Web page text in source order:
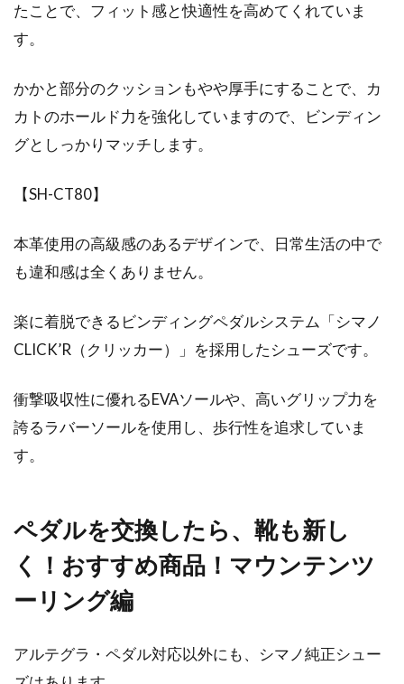
たことで、フィット感と快適性を高めてくれていま
す。
かかと部分のクッションもやや厚手にすることで、カ
カトのホールド力を強化していますので、ビンディン
グとしっかりマッチします。
【SH-CT80】
本革使用の高級感のあるデザインで、日常生活の中で
も違和感は全くありません。
楽に着脱できるビンディングペダルシステム「シマノ
CLICK’R（クリッカー）」を採用したシューズです。
衝撃吸収性に優れるEVAソールや、高いグリップ力を
誇るラバーソールを使用し、歩行性を追求していま
す。
ペダルを交換したら、靴も新し
く！おすすめ商品！マウンテンツ
ーリング編
アルテグラ・ペダル対応以外にも、シマノ純正シュー